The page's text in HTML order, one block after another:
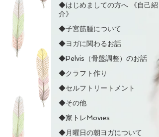
◆はじめましての方へ 《自己紹
介》
◆子宮筋腫について
◆ヨガに関わるお話
◆Pelvis（骨盤調整）のお話
◆クラフト作り
◆セルフトリートメント
◆その他
◆家トレMovies
◆月曜日の朝ヨガについて